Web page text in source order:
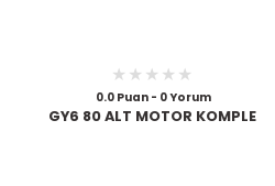
0.0 Puan - 0 Yorum
GY6 80 ALT MOTOR KOMPLE